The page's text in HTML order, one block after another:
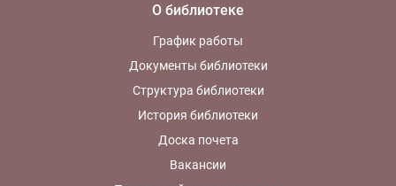
О библиотеке
График работы
Документы библиотеки
Структура библиотеки
История библиотеки
Доска почета
Вакансии